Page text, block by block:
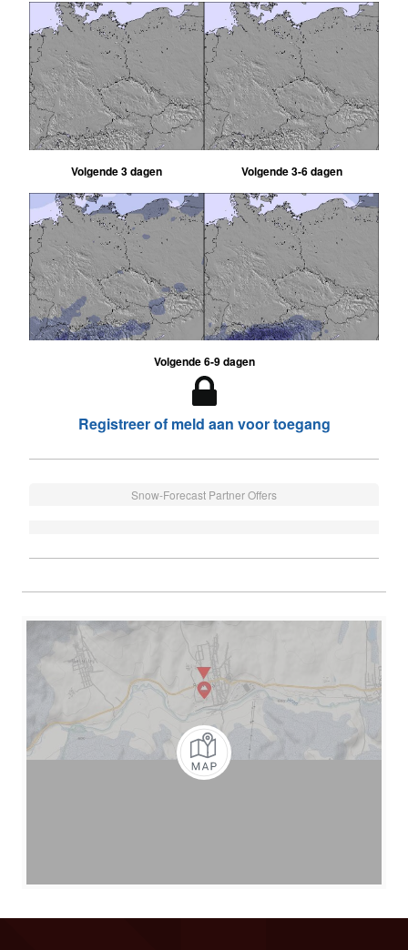
Volgende 3 dagen Volgende 3-6 dagen
Volgende 6-9 dagen
Registreer of meld aan voor toegang
Snow-Forecast Partner Offers